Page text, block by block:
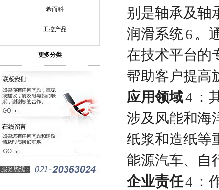
希而科
工控产品
更多分类
别是轴承及轴
润滑系统6 。
在技术平台的
帮助客户提高
应用领域4 ：
涉及风能和海
纸浆和造纸等
能源汽车、自
企业责任4 ：